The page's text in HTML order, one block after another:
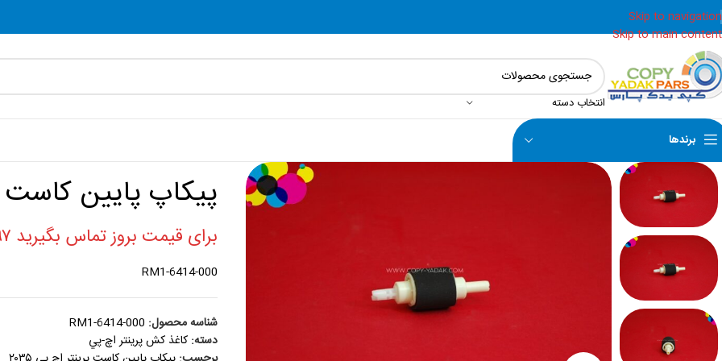
Skip to navigation
Skip to main content
انتخاب دسته
برندها
پیکاپ پایین کاست
برای قیمت بروز تماس بگیرید ۰۲۱۸۸۸۶۰۷۹۷
RM1-6414-000
شناسه محصول: RM1-6414-000
دسته: کاغذ کش پرينتر اچ-پي